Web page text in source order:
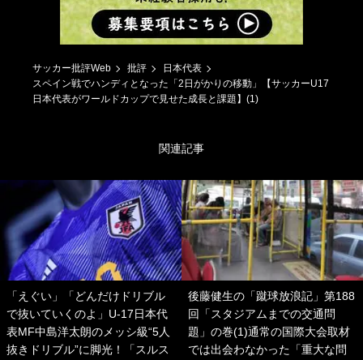
サッカー批評Web 批評
日本代表
スペイン戦でハンディとなった「2日がかりの移動」【サッカーU17
日本代表がワールドカップで見せた成長と課題】(1)
関連記事
「えぐい」「どんだけドリブル
で抜いていくのよ」U-17日本代
表MF中島洋太朗のメッシ級“5人
抜きドリブル”に脚光！「スルス
後藤健生の「蹴球放浪記」第188
回「スタジアムまでの交通問
題」の巻(1)通常の国際大会取材
では出会わなかった「重大な問